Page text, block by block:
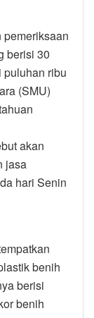
pemeriksaan
berisi 30
puluhan ribu
(SMU)
akan
jasa
hari Senin
benih
berisi
benih